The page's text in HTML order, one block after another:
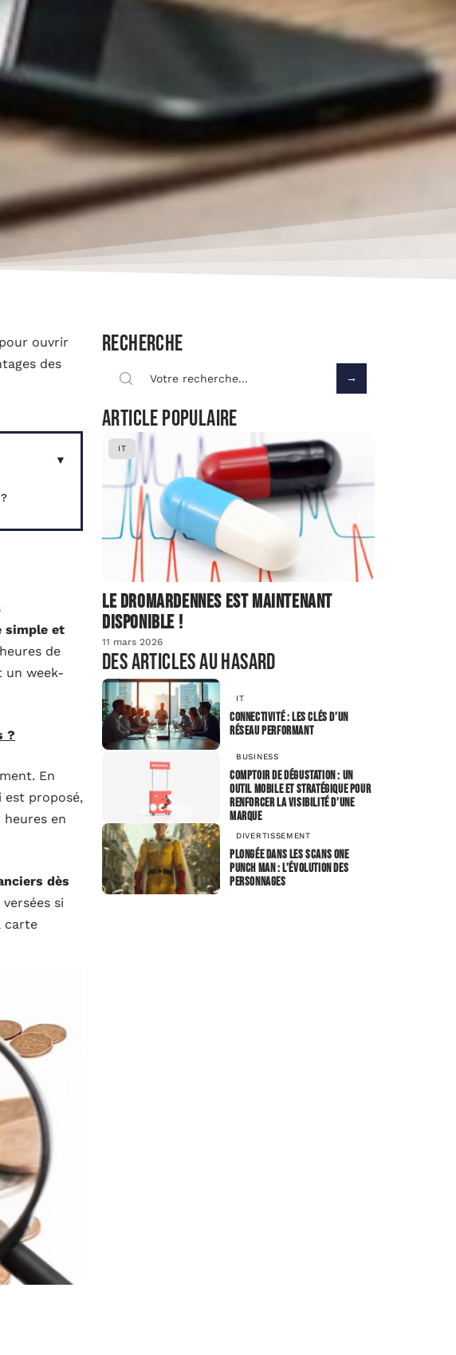
ouvrir
des
simple et
de
un week-
?
En
est proposé,
en
dès
si
carte
Recherche
Article populaire
IT
Le dromardennes est maintenant
disponible !
11 mars 2026
Des articles au hasard
IT
Connectivité : les clés d’un
réseau performant
BUSINESS
Comptoir de dégustation : un
outil mobile et stratégique pour
renforcer la visibilité d’une
marque
DIVERTISSEMENT
Plongée dans les scans One
Punch Man : l’évolution des
personnages